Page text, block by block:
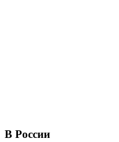
В России